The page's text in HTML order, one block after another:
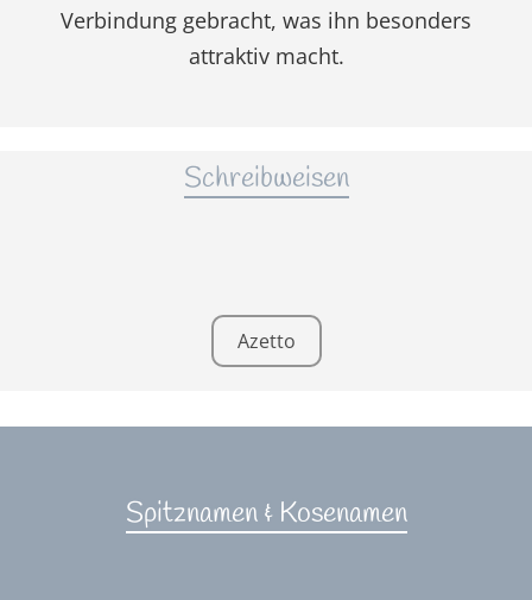
Verbindung gebracht, was ihn besonders
attraktiv macht.
Schreibweisen
Azetto
Spitznamen & Kosenamen